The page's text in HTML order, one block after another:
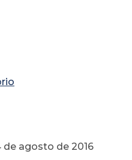
Emplazar
de agosto de 2016